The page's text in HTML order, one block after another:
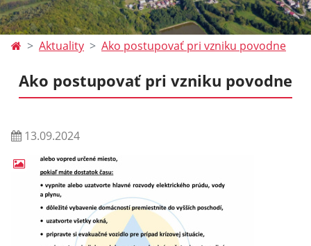
Aktuality Ako postupovať pri vzniku povodne
Ako postupovať pri vzniku povodne
13.09.2024